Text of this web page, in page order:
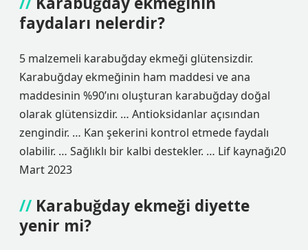
faydaları nelerdir?
5 malzemeli karabuğday ekmeği glütensizdir.
Karabuğday ekmeğinin ham maddesi ve ana
maddesinin %90’ını oluşturan karabuğday doğal
olarak glütensizdir. … Antioksidanlar açısından
zengindir. … Kan şekerini kontrol etmede faydalı
olabilir. … Sağlıklı bir kalbi destekler. … Lif kaynağı20
Mart 2023
Karabuğday ekmeği diyette
yenir mi?